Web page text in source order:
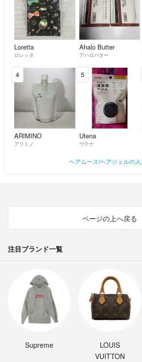
〇入荷、出品のタイミングにより商品番号が
て正規品の取り扱いになります。
Loretta
ロレッタ
Ahalo Butter
アハロバター
4
ARIMINO
アリミノ
5
Utena
ウテナ
ヘアムース/ヘアジェルの
ページの上へ戻る
注目ブランド一覧
Supreme
LOUIS
VUITTON